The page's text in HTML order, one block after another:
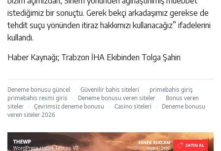
istediğimiz bir sonuçtu. Gerek bekçi arkadaşımız gerekse de
tehdit suçu yönünden itiraz hakkımızı kullanacağız” ifadelerini
kullandı.
Haber Kaynağı; Trabzon İHA Ekibinden Tolga Şahin
Deneme bonusu güncel · Güvenilir bahis siteleri · primebahis giriş
·
primebahis resmi giris
· Deneme bonusu veren siteler ·
Bonus veren
siteler
· Çevrimsiz deneme bonusu · Casino siteleri ·
Deneme bonusu
veren siteler 2026